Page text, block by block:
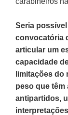
Seria
convocatória
articular um
capacidade
limitações do
peso que têm
antipartidos,